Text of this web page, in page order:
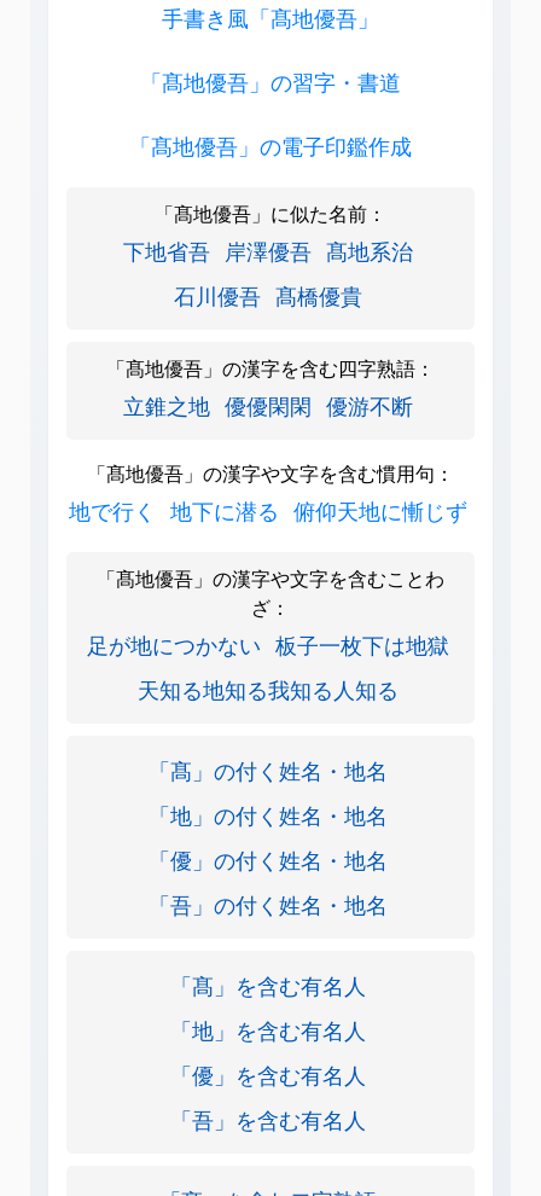
手書き風「髙地優吾」
「髙地優吾」の習字・書道
「髙地優吾」の電子印鑑作成
「髙地優吾」に似た名前：
下地省吾 岸澤優吾 髙地系治
石川優吾 髙橋優貴
「髙地優吾」の漢字を含む四字熟語：
立錐之地 優優閑閑 優游不断
「髙地優吾」の漢字や文字を含む慣用句：
地で行く 地下に潜る 俯仰天地に慚じず
「髙地優吾」の漢字や文字を含むことわ
ざ：
足が地につかない 板子一枚下は地獄
天知る地知る我知る人知る
「髙」の付く姓名・地名
「地」の付く姓名・地名
「優」の付く姓名・地名
「吾」の付く姓名・地名
「髙」を含む有名人
「地」を含む有名人
「優」を含む有名人
「吾」を含む有名人